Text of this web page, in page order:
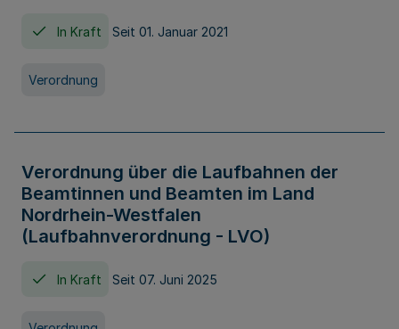
In Kraft Seit 01. Januar 2021
Verordnung
Verordnung über die Laufbahnen der
Beamtinnen und Beamten im Land
Nordrhein-Westfalen
(Laufbahnverordnung - LVO)
In Kraft Seit 07. Juni 2025